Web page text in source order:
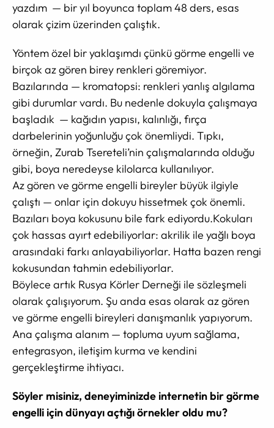
yazdım — bir yıl boyunca toplam 48 ders, esas
olarak çizim üzerinden çalıştık.
Yöntem özel bir yaklaşımdı çünkü görme engelli ve
birçok az gören birey renkleri göremiyor.
Bazılarında — kromatopsi: renkleri yanlış algılama
gibi durumlar vardı. Bu nedenle dokuyla çalışmaya
başladık — kağıdın yapısı, kalınlığı, fırça
darbelerinin yoğunluğu çok önemliydi. Tıpkı,
örneğin, Zurab Tsereteli’nin çalışmalarında olduğu
gibi, boya neredeyse kilolarca kullanılıyor.
Az gören ve görme engelli bireyler büyük ilgiyle
çalıştı — onlar için dokuyu hissetmek çok önemli.
Bazıları boya kokusunu bile fark ediyordu.Kokuları
çok hassas ayırt edebiliyorlar: akrilik ile yağlı boya
arasındaki farkı anlayabiliyorlar. Hatta bazen rengi
kokusundan tahmin edebiliyorlar.
Böylece artık Rusya Körler Derneği ile sözleşmeli
olarak çalışıyorum. Şu anda esas olarak az gören
ve görme engelli bireyleri danışmanlık yapıyorum.
Ana çalışma alanım — topluma uyum sağlama,
entegrasyon, iletişim kurma ve kendini
gerçekleştirme ihtiyacı.
Söyler misiniz, deneyiminizde internetin bir görme
engelli için dünyayı açtığı örnekler oldu mu?